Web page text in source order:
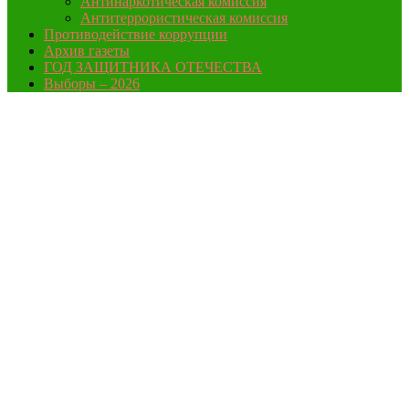
Антитеррористическая комиссия
Противодействие коррупции
Архив газеты
ГОД ЗАЩИТНИКА ОТЕЧЕСТВА
Выборы – 2026